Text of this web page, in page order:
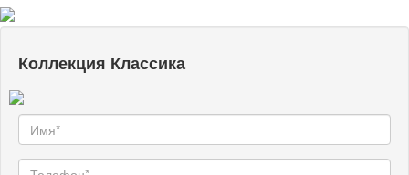
Коллекция Классика